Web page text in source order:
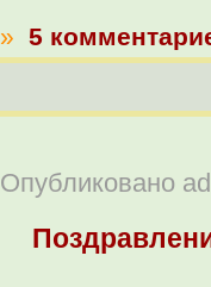
» 5
Опубликовано